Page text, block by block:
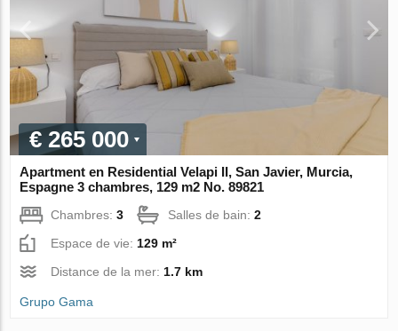
€ 265 000
Apartment en Residential Velapi II, San Javier, Murcia,
Espagne 3 chambres, 129 m2 No. 89821
Chambres:3 Salles de bain:2
Espace de vie: 129 m²
Distance de la mer: 1.7 km
Grupo Gama